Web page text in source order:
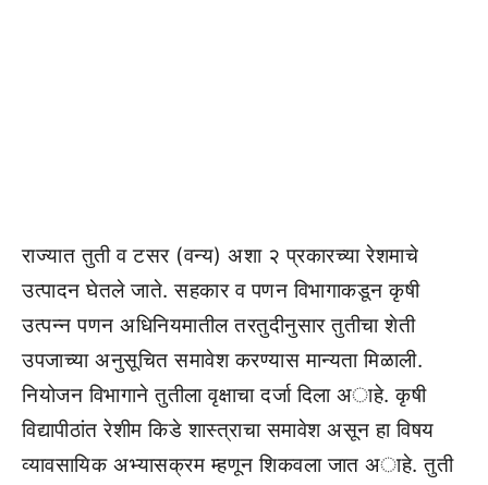
राज्यात तुती व टसर (वन्य) अशा २ प्रकारच्या रेशमाचे
उत्पादन घेतले जाते. सहकार व पणन विभागाकडून कृषी
उत्पन्न पणन अधिनियमातील तरतुदीनुसार तुतीचा शेती
उपजाच्या अनुसूचित समावेश करण्यास मान्यता मिळाली.
नियोजन विभागाने तुतीला वृक्षाचा दर्जा दिला अाहे. कृषी
विद्यापीठांत रेशीम किडे शास्त्राचा समावेश असून हा विषय
व्यावसायिक अभ्यासक्रम म्हणून शिकवला जात अाहे. तुती